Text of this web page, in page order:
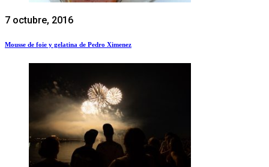
7 octubre, 2016
Mousse de foie y gelatina de Pedro Ximenez